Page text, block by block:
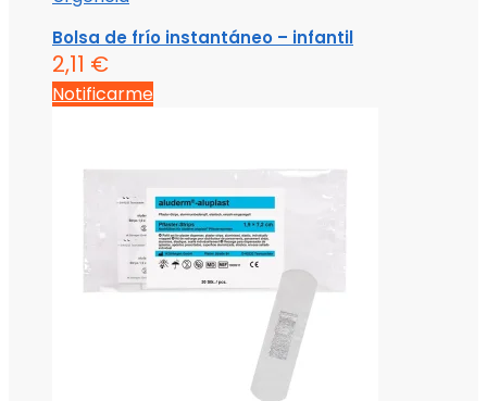
Bolsa de frío instantáneo – infantil
2,11 €
Notificarme